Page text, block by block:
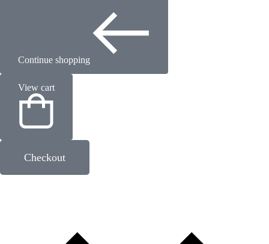
Continue shopping
View cart
Checkout